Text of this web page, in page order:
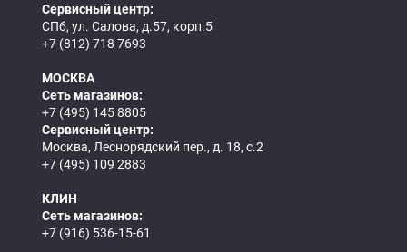
Сервисный центр:
СПб, ул. Салова, д.57, корп.5
+7 (812) 718 7693
МОСКВА
Сеть магазинов:
+7 (495) 145 8805
Сервисный центр:
Москва, Леснорядский пер., д. 18, с.2
+7 (495) 109 2883
КЛИН
Сеть магазинов:
+7 (916) 536-15-61